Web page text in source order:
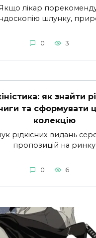
лікар
шлунку,
0 3
як знайти
та сформувати
колекцію
рідкісних видань
пропозицій на ринку
0 6